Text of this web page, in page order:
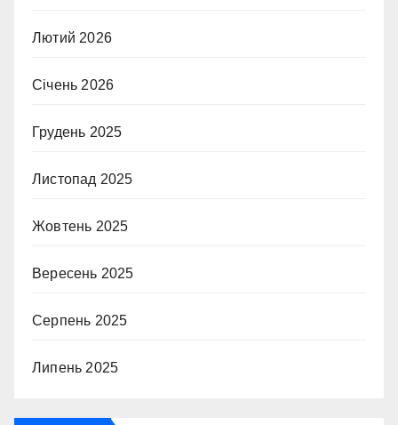
Лютий 2026
Січень 2026
Грудень 2025
Листопад 2025
Жовтень 2025
Вересень 2025
Серпень 2025
Липень 2025